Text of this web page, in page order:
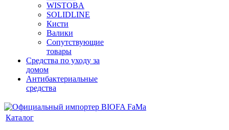
WISTOBA
SOLIDLINE
Кисти
Валики
Сопутствующие
товары
Средства по уходу за
домом
Антибактериальные
средства
Каталог